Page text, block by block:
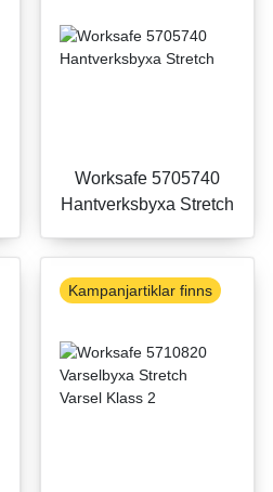
Worksafe 5705740
Hantverksbyxa Stretch
Kampanjartiklar finns